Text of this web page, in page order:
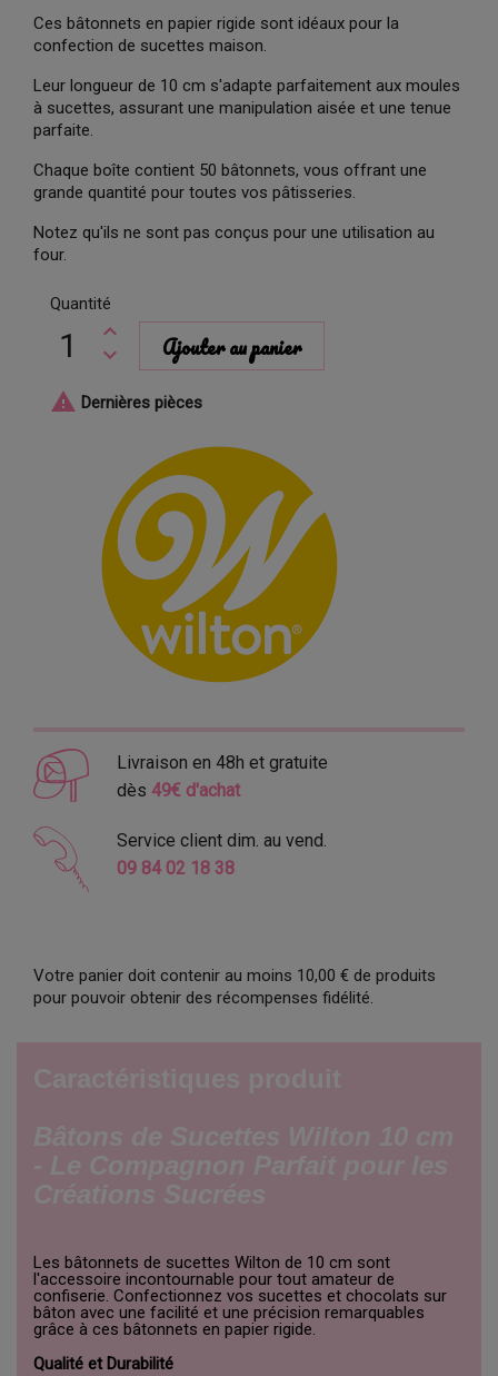
Ces bâtonnets en papier rigide sont idéaux pour la
confection de sucettes maison.
Leur longueur de 10 cm s'adapte parfaitement aux moules
à sucettes, assurant une manipulation aisée et une tenue
parfaite.
Chaque boîte contient 50 bâtonnets, vous offrant une
grande quantité pour toutes vos pâtisseries.
Notez qu'ils ne sont pas conçus pour une utilisation au
four.
Quantité
Ajouter au panier
 Dernières pièces
Livraison en 48h et gratuite
dès 49€ d'achat
Service client dim. au vend.
09 84 02 18 38
Votre panier doit contenir au moins 10,00 € de produits
pour pouvoir obtenir des récompenses fidélité.
Les bâtonnets de sucettes Wilton de 10 cm sont
l'accessoire incontournable pour tout amateur de
confiserie. Confectionnez vos sucettes et chocolats sur
bâton avec une facilité et une précision remarquables
grâce à ces bâtonnets en papier rigide.
Qualité et Durabilité